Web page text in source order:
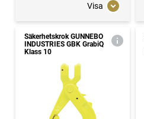
Visa
Säkerhetskrok GUNNEBO
INDUSTRIES GBK GrabiQ
Klass 10